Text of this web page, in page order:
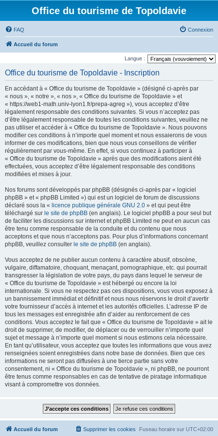
Office du tourisme de Topoldavie
FAQ Connexion
Accueil du forum
Langue :
Office du tourisme de Topoldavie - Inscription
En accédant à « Office du tourisme de Topoldavie » (désigné ci-après par
« nous », « notre », « nos », « Office du tourisme de Topoldavie » et
« https://web1-math.univ-lyon1.fr/prepa-agreg »), vous acceptez d’être
légalement responsable des conditions suivantes. Si vous n’acceptez pas
d’être légalement responsable de toutes les conditions suivantes, veuillez ne
pas utiliser et accéder à « Office du tourisme de Topoldavie ». Nous pouvons
modifier ces conditions à n’importe quel moment et nous essaierons de vous
informer de ces modifications, bien que nous vous conseillons de vérifier
régulièrement par vous-même. En effet, si vous continuez à participer à
« Office du tourisme de Topoldavie » après que des modifications aient été
effectuées, vous acceptez d’être légalement responsable des conditions
modifiées et mises à jour.
Nos forums sont développés par phpBB (désignés ci-après par « logiciel
phpBB » et « phpBB Limited ») qui est un logiciel de forum de discussions
déclaré sous la « licence publique générale GNU 2.0 » et qui peut être
téléchargé sur le site de phpBB (en anglais). Le logiciel phpBB a pour seul but
de faciliter les discussions sur internet et phpBB Limited ne peut en aucun cas
être tenu comme responsable de la conduite et du contenu que nous
acceptons et que nous n’acceptons pas. Pour plus d’informations concernant
phpBB, veuillez consulter le site de phpBB (en anglais).
Vous acceptez de ne publier aucun contenu à caractère abusif, obscène,
vulgaire, diffamatoire, choquant, menaçant, pornographique, etc. qui pourrait
transgresser la législation de votre pays, du pays dans lequel le serveur de
« Office du tourisme de Topoldavie » est hébergé ou encore la loi
internationale. Si vous ne respectez pas ces dispositions, vous vous exposez à
un bannissement immédiat et définitif et nous nous réservons le droit d’avertir
votre fournisseur d’accès à internet et les autorités officielles. L’adresse IP de
tous les messages est enregistrée afin d’aider au renforcement de ces
conditions. Vous acceptez le fait que « Office du tourisme de Topoldavie » ait le
droit de supprimer, de modifier, de déplacer ou de verrouiller n’importe quel
sujet et message à n’importe quel moment si nous estimons cela nécessaire.
En tant qu’utilisateur, vous acceptez que toutes les informations que vous avez
renseignées soient enregistrées dans notre base de données. Bien que ces
informations ne seront pas diffusées à une tierce partie sans votre
consentement, ni « Office du tourisme de Topoldavie », ni phpBB, ne pourront
être tenus comme responsables en cas de tentative de piratage informatique
visant à compromettre vos données.
Accueil du forum Fuseau horaire sur UTC+02:00
Supprimer les cookies